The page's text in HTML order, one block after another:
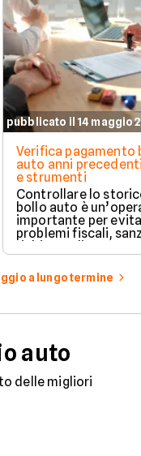
pubblicato il 14 maggio
Verifica pagamento
auto anni
e strumenti
Controllare lo
bollo auto è
importante per
problemi fiscali,
richieste di
inattese.
a lungo termine
auto
delle migliori